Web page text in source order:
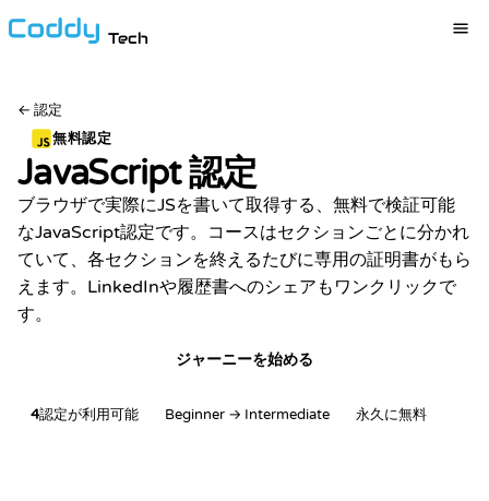
Tech
← 認定
無料認定
JavaScript認定
ブラウザで実際にJSを書いて取得する、無料で検証可能
なJavaScript認定です。コースはセクションごとに分かれ
ていて、各セクションを終えるたびに専用の証明書がもら
えます。LinkedInや履歴書へのシェアもワンクリックで
す。
ジャーニーを始める
4認定が利用可能 Beginner → Intermediate 永久に無料